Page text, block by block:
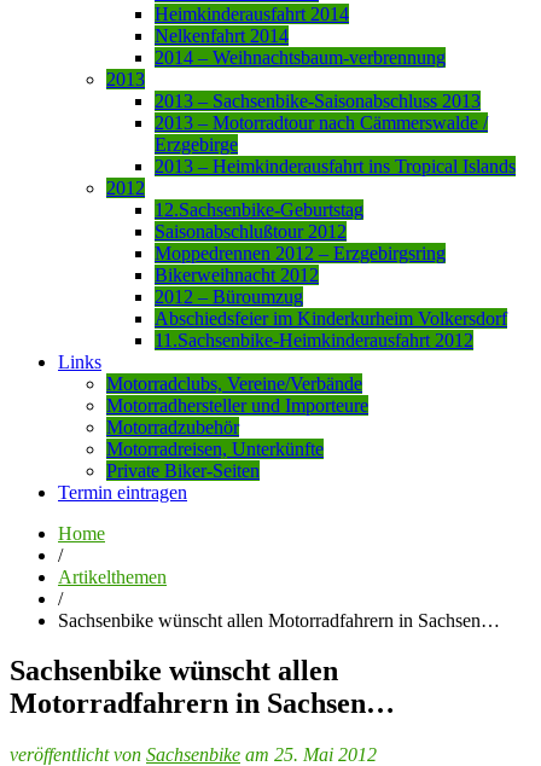
Heimkinderausfahrt 2014
Nelkenfahrt 2014
2014 – Weihnachtsbaum-verbrennung
2013
2013 – Sachsenbike-Saisonabschluss 2013
2013 – Motorradtour nach Cämmerswalde /
Erzgebirge
2013 – Heimkinderausfahrt ins Tropical Islands
2012
12.Sachsenbike-Geburtstag
Saisonabschlußtour 2012
Moppedrennen 2012 – Erzgebirgsring
Bikerweihnacht 2012
2012 – Büroumzug
Abschiedsfeier im Kinderkurheim Volkersdorf
11.Sachsenbike-Heimkinderausfahrt 2012
Links
Motorradclubs, Vereine/Verbände
Motorradhersteller und Importeure
Motorradzubehör
Motorradreisen, Unterkünfte
Private Biker-Seiten
Termin eintragen
Home
/
Artikelthemen
/
Sachsenbike wünscht allen Motorradfahrern in Sachsen…
Sachsenbike wünscht allen
Motorradfahrern in Sachsen…
veröffentlicht von Sachsenbike am 25. Mai 2012